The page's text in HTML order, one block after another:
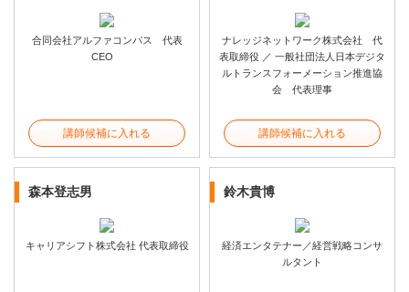
合同会社アルファコンパス 代表
CEO
講師候補に入れる
ナレッジネットワーク株式会社 代
表取締役 ／ 一般社団法人日本デジタ
ルトランスフォーメーション推進協
会 代表理事
講師候補に入れる
森本登志男
キャリアシフト株式会社 代表取締役
鈴木貴博
経済エンタテナー／経営戦略コンサ
ルタント